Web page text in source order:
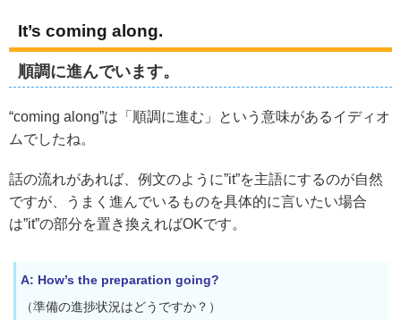
It’s coming along.
順調に進んでいます。
“coming along”は「順調に進む」という意味があるイディオ
ムでしたね。
話の流れがあれば、例文のように”it”を主語にするのが自然
ですが、うまく進んでいるものを具体的に言いたい場合
は”it”の部分を置き換えればOKです。
A: How’s the preparation going?
（準備の進捗状況はどうですか？）